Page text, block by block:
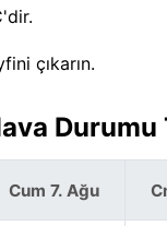
çıkarın.
Cum 7. Ağu